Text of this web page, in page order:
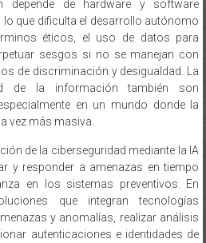
depende de hardware y software
lo que dificulta el desarrollo autónomo
éticos, el uso de datos para
sesgos si no se manejan con
de discriminación y desigualdad. La
de la información también son
en un mundo donde la
vez más masiva.
de la ciberseguridad mediante la IA
y responder a amenazas en tiempo
en los sistemas preventivos. En
que integran tecnologías
y anomalías, realizar análisis
autenticaciones e identidades de